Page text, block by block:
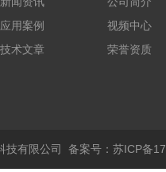
应用案例
技术文章
视频中心
荣誉资质
技有限公司 备案号：苏ICP备